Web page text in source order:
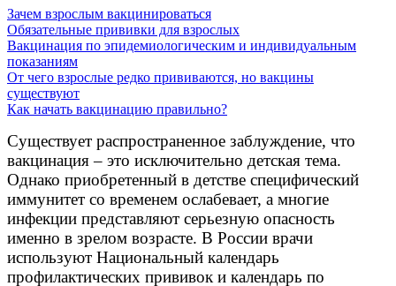
Зачем взрослым вакцинироваться
Обязательные прививки для взрослых
Вакцинация по эпидемиологическим и индивидуальным
показаниям
От чего взрослые редко прививаются, но вакцины
существуют
Как начать вакцинацию правильно?
Существует распространенное заблуждение, что
вакцинация – это исключительно детская тема.
Однако приобретенный в детстве специфический
иммунитет со временем ослабевает, а многие
инфекции представляют серьезную опасность
именно в зрелом возрасте. В России врачи
используют Национальный календарь
профилактических прививок и календарь по